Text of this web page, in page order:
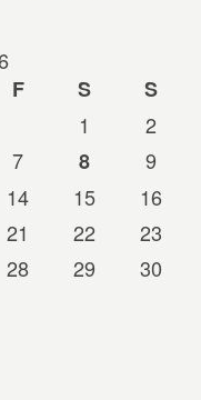
F S
S
1
2
7 8
9
14 15
16
21 22
23
28 29
30